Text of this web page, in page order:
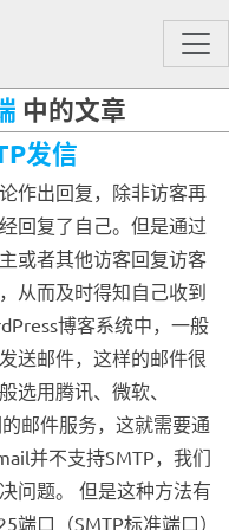
中的文章
发信
作出回复，除非访客再
回复了自己。但是通过
或者其他访客回复访客
从而及时得知自己收到
博客系统中，一般
送邮件，这样的邮件很
选用腾讯、微软、
邮件服务，这就需要通
并不支持SMTP，我们
问题。 但是这种方法有
端口（SMTP标准端口）